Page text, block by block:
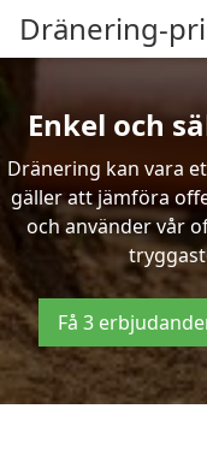
Dränering-
Enkel och
Dränering kan vara
gäller att jämföra
och använder vår
Få 3